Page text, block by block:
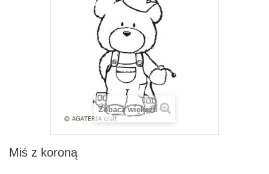
Zobacz większe
Miś z koroną